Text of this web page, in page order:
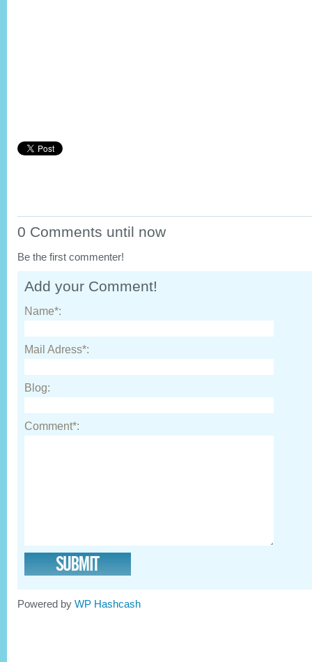
0 Comments until now
Be the first commenter!
Add your Comment!
Name*:
Mail Adress*:
Blog:
Comment*:
Powered by WP Hashcash